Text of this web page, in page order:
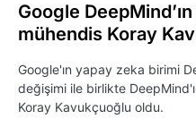
Google
mühendis Koray
Google'ın yapay zeka birimi
değişimi ile birlikte
Koray Kavukçuoğlu oldu.